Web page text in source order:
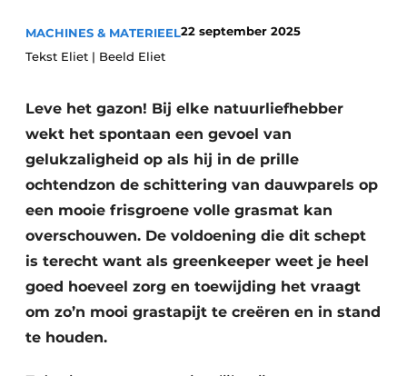
MACHINES & MATERIEEL22 september 2025
Tekst Eliet | Beeld Eliet
Leve het gazon! Bij elke natuurliefhebber
wekt het spontaan een gevoel van
gelukzaligheid op als hij in de prille
ochtendzon de schittering van dauwparels op
een mooie frisgroene volle grasmat kan
overschouwen. De voldoening die dit schept
is terecht want als greenkeeper weet je heel
goed hoeveel zorg en toewijding het vraagt
om zo’n mooi grastapijt te creëren en in stand
te houden.